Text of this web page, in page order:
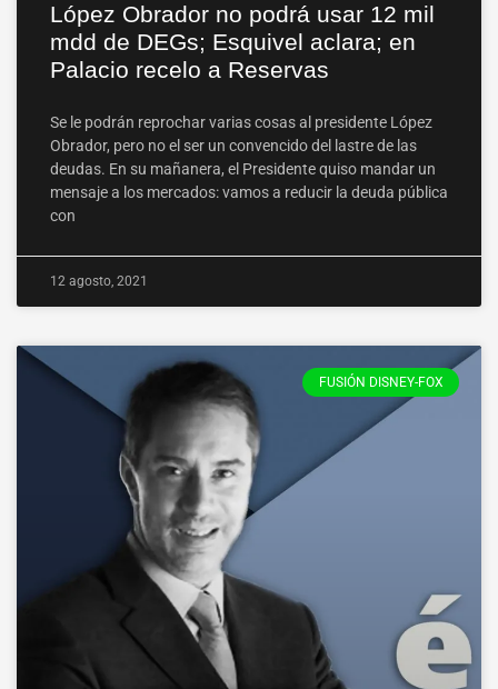
López Obrador no podrá usar 12 mil
mdd de DEGs; Esquivel aclara; en
Palacio recelo a Reservas
Se le podrán reprochar varias cosas al presidente López
Obrador, pero no el ser un convencido del lastre de las
deudas. En su mañanera, el Presidente quiso mandar un
mensaje a los mercados: vamos a reducir la deuda pública
con
12 agosto, 2021
FUSIÓN DISNEY-FOX